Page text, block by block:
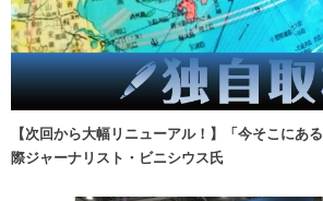
【次回から大幅リニューアル！】「今そこに
際ジャーナリスト・ビニシウス氏